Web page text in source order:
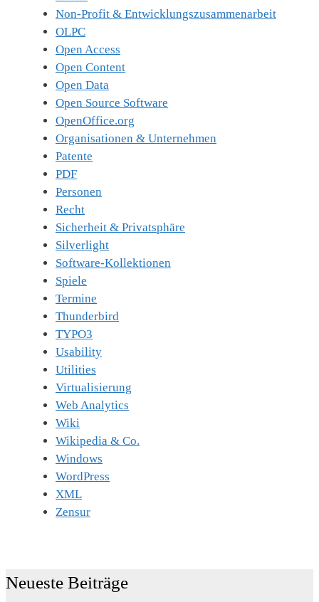
Non-Profit & Entwicklungszusammenarbeit
OLPC
Open Access
Open Content
Open Data
Open Source Software
OpenOffice.org
Organisationen & Unternehmen
Patente
PDF
Personen
Recht
Sicherheit & Privatsphäre
Silverlight
Software-Kollektionen
Spiele
Termine
Thunderbird
TYPO3
Usability
Utilities
Virtualisierung
Web Analytics
Wiki
Wikipedia & Co.
Windows
WordPress
XML
Zensur
Neueste Beiträge